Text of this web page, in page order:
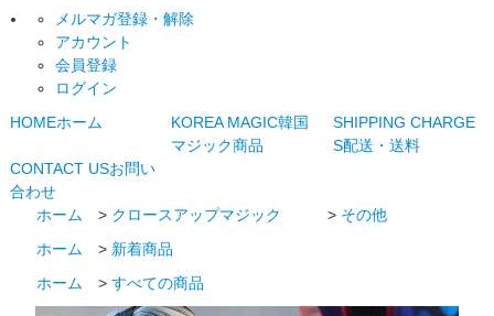
メルマガ登録・解除
アカウント
会員登録
ログイン
HOMEホーム KOREA MAGIC韓国
マジック商品
SHIPPING CHARGE
S配送・送料
CONTACT USお問い
合わせ
ホーム
> クロースアップマジック > その他
ホーム
> 新着商品
ホーム
>すべての商品